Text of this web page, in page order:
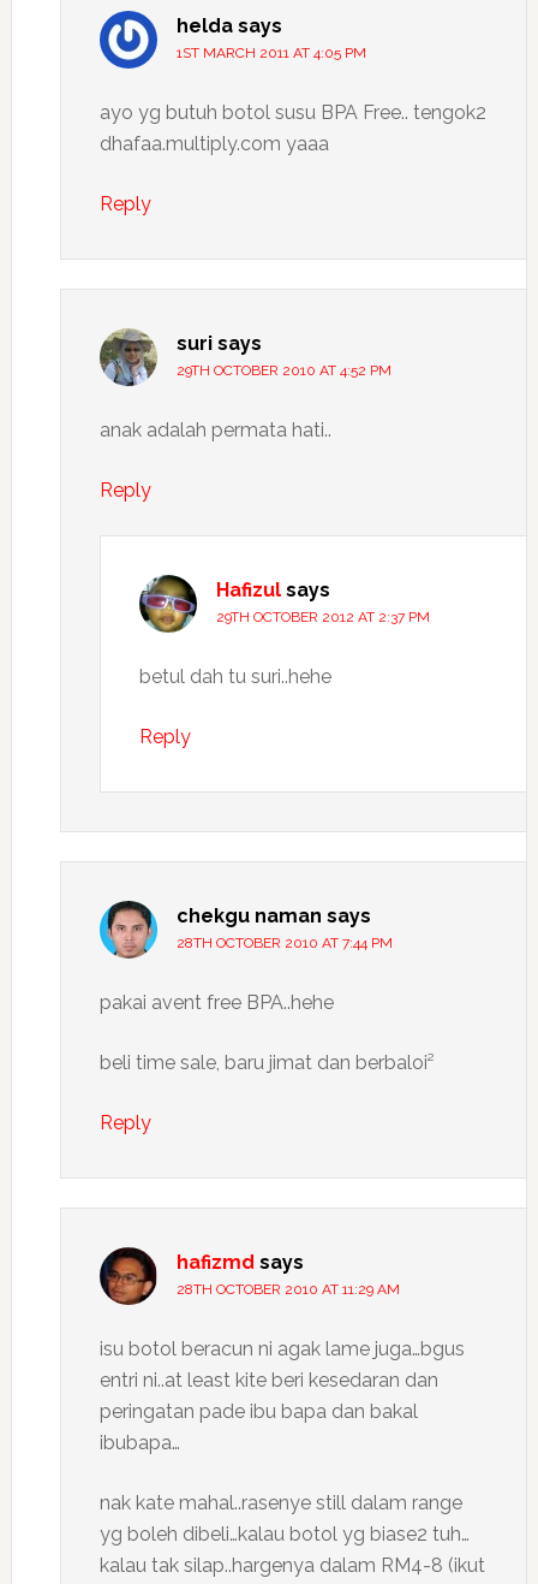
helda says
1ST MARCH 2011 AT 4:05 PM
ayo yg butuh botol susu BPA Free.. tengok2
dhafaa.multiply.com yaaa
Reply
suri says
29TH OCTOBER 2010 AT 4:52 PM
anak adalah permata hati..
Reply
Hafizul says
29TH OCTOBER 2012 AT 2:37 PM
betul dah tu suri..hehe
Reply
chekgu naman says
28TH OCTOBER 2010 AT 7:44 PM
pakai avent free BPA..hehe
beli time sale, baru jimat dan berbaloi²
Reply
hafizmd says
28TH OCTOBER 2010 AT 11:29 AM
isu botol beracun ni agak lame juga…bgus
entri ni..at least kite beri kesedaran dan
peringatan pade ibu bapa dan bakal
ibubapa…
nak kate mahal..rasenye still dalam range
yg boleh dibeli…kalau botol yg biase2 tuh…
kalau tak silap..hargenya dalam RM4-8 (ikut